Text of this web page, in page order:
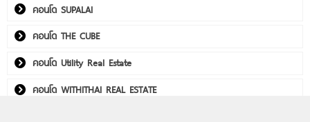
คอนโด SUPALAI
คอนโด THE CUBE
คอนโด Utility Real Estate
คอนโด WITHITHAI REAL ESTATE